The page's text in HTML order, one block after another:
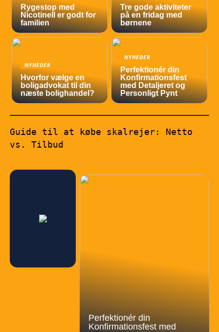
Rygestop med
Nicotinell er godt for
familien
Tre gode aktiviteter
på en fridag med
børnene
NYHEDER
Hvorfor vælge en
boligadvokat til din
næste bolighandel?
NYHEDER
Perfektionér din
Konfirmationsfest
med Detaljeret og
Personligt Pynt
Guide til at købe skalrejer: Netto
vs. Tilbud
Perfektionér din
Konfirmationsfest med